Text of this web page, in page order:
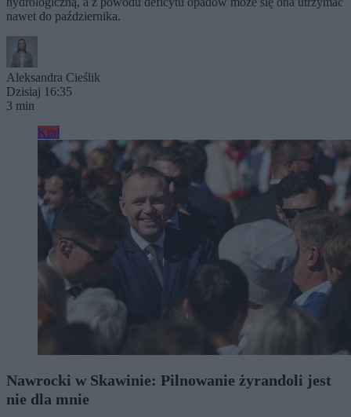
nawet do października.
Aleksandra Cieślik
Dzisiaj 16:35
3 min
Kraj
Nawrocki w Skawinie: Pilnowanie żyrandoli jest
nie dla mnie